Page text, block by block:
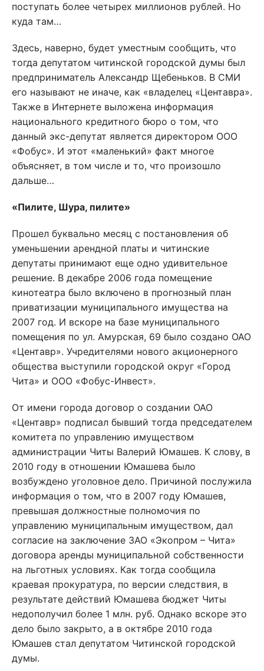
поступать более четырех миллионов рублей. Но
куда там…
Здесь, наверно, будет уместным сообщить, что
тогда депутатом читинской городской думы был
предприниматель Александр Щебеньков. В СМИ
его называют не иначе, как «владелец «Центавра».
Также в Интернете выложена информация
национального кредитного бюро о том, что
данный экс-депутат является директором ООО
«Фобус». И этот «маленький» факт многое
объясняет, в том числе и то, что произошло
дальше…
«Пилите, Шура, пилите»
Прошел буквально месяц с постановления об
уменьшении арендной платы и читинские
депутаты принимают еще одно удивительное
решение. В декабре 2006 года помещение
кинотеатра было включено в прогнозный план
приватизации муниципального имущества на
2007 год. И вскоре на базе муниципального
помещения по ул. Амурская, 69 было создано ОАО
«Центавр». Учредителями нового акционерного
общества выступили городской округ «Город
Чита» и ООО «Фобус-Инвест».
От имени города договор о создании ОАО
«Центавр» подписал бывший тогда председателем
комитета по управлению имуществом
администрации Читы Валерий Юмашев. К слову, в
2010 году в отношении Юмашева было
возбуждено уголовное дело. Причиной послужила
информация о том, что в 2007 году Юмашев,
превышая должностные полномочия по
управлению муниципальным имуществом, дал
согласие на заключение ЗАО «Экопром – Чита»
договора аренды муниципальной собственности
на льготных условиях. Как тогда сообщила
краевая прокуратура, по версии следствия, в
результате действий Юмашева бюджет Читы
недополучил более 1 млн. руб. Однако вскоре это
дело было закрыто, а в октябре 2010 года
Юмашев стал депутатом Читинской городской
думы.